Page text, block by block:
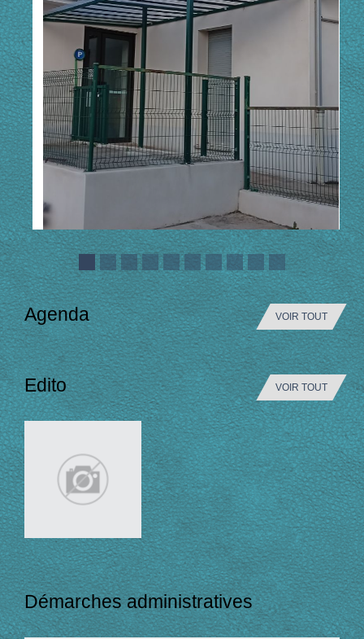
Agenda VOIR TOUT
Edito VOIR TOUT
Démarches administratives